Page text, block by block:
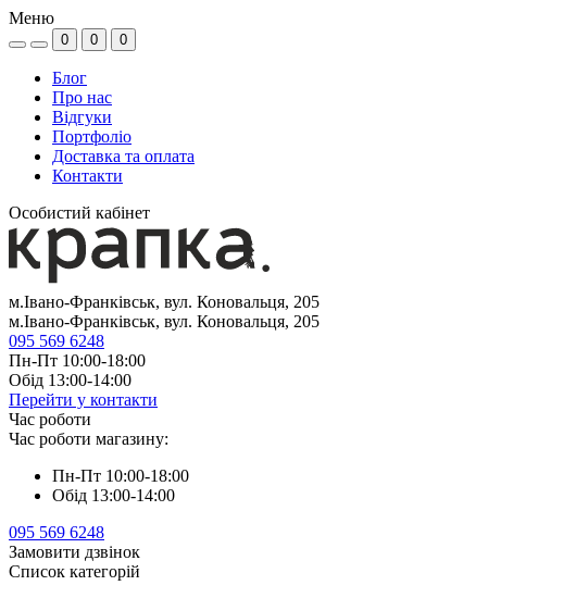
Меню
0 0 0
Блог
Про нас
Відгуки
Портфоліо
Доставка та оплата
Контакти
Особистий кабінет
м.Івано-Франківськ, вул. Коновальця, 205
м.Івано-Франківськ, вул. Коновальця, 205
095 569 6248
Пн-Пт 10:00-18:00
Обід 13:00-14:00
Перейти у контакти
Час роботи
Час роботи магазину:
Пн-Пт 10:00-18:00
Обід 13:00-14:00
095 569 6248
Замовити дзвінок
Список категорій